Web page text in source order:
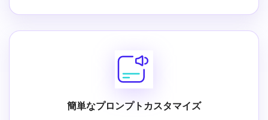
簡単なプロンプトカスタマイズ